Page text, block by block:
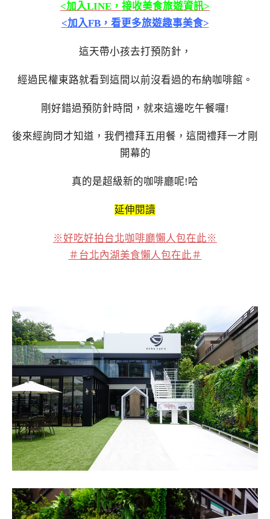
<加入LINE，接收美食旅遊資訊>
<加入FB，看更多旅遊趣事美食>
這天帶小孩去打預防針，
經過民權東路就看到這間以前沒看過的布納咖啡館。
剛好錯過預防針時間，就來這邊吃午餐囉!
後來經詢問才知道，我們禮拜五用餐，這間禮拜一才剛
開幕的
真的是超級新的咖啡廳呢!哈
延伸閱讀
※好吃好拍台北咖啡廳懶人包在此※
＃台北內湖美食懶人包在此＃